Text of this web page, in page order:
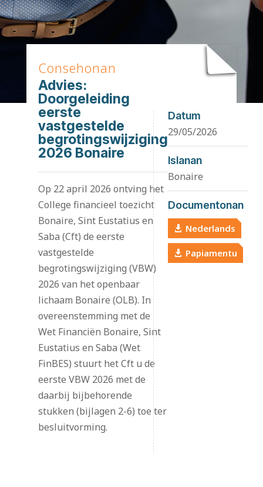
Consehonan
Advies:
Doorgeleiding
eerste
vastgestelde
begrotingswijziging
2026 Bonaire
Op 22 april 2026 ontving het
College financieel toezicht
Bonaire, Sint Eustatius en
Saba (Cft) de eerste
vastgestelde
begrotingswijziging (VBW)
2026 van het openbaar
lichaam Bonaire (OLB). In
overeenstemming met de
Wet Financiën Bonaire, Sint
Eustatius en Saba (Wet
FinBES) stuurt het Cft u de
eerste VBW 2026 met de
daarbij bijbehorende
stukken (bijlagen 2-6) toe ter
besluitvorming.
Datum
29/05/2026
Islanan
Bonaire
Documentonan
Nederlands
Papiamentu